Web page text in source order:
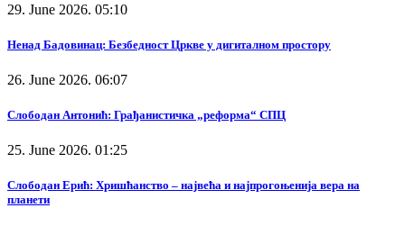
29. June 2026. 05:10
Ненад Бадовинац: Безбедност Цркве у дигиталном простору
26. June 2026. 06:07
Слободан Антонић: Грађанистичка „реформа“ СПЦ
25. June 2026. 01:25
Слободан Ерић: Хришћанство – највећа и најпрогоњенија вера на
планети